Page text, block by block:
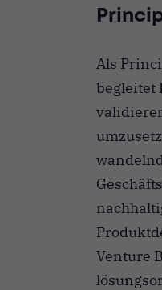
Als
begleitet
Venture